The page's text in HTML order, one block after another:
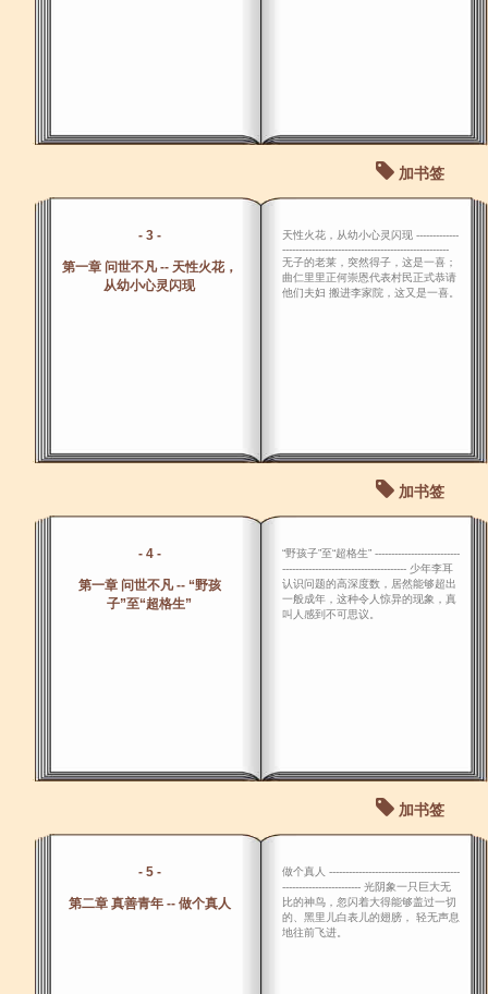
加书签
- 3 -
第一章 问世不凡 -- 天性火花，
从幼小心灵闪现
天性火花，从幼小心灵闪现 -------------
---------------------------------------------------
无子的老莱，突然得子，这是一喜；
曲仁里里正何崇恩代表村民正式恭请
他们夫妇 搬进李家院，这又是一喜。
加书签
- 4 -
第一章 问世不凡 -- “野孩
子”至“超格生”
“野孩子”至“超格生” --------------------------
-------------------------------------- 少年李耳
认识问题的高深度数，居然能够超出
一般成年，这种令人惊异的现象，真
叫人感到不可思议。
加书签
- 5 -
第二章 真善青年 -- 做个真人
做个真人 ----------------------------------------
------------------------ 光阴象一只巨大无
比的神鸟，忽闪着大得能够盖过一切
的、黑里儿白表儿的翅膀， 轻无声息
地往前飞进。